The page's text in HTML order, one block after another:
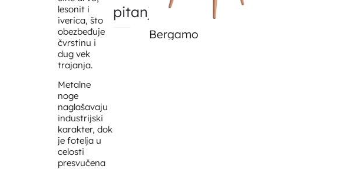
lesonit i
iverica, što
obezbeđuje
čvrstinu i
dug vek
trajanja.
Metalne
noge
naglašavaju
industrijski
karakter, dok
je fotelja u
celosti
presvučena
pitanja
Bergamo